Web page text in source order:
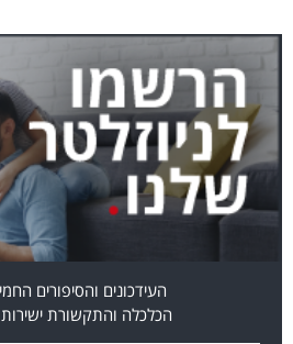
העידכונים והסיפורים
הכלכלה והתקשורת